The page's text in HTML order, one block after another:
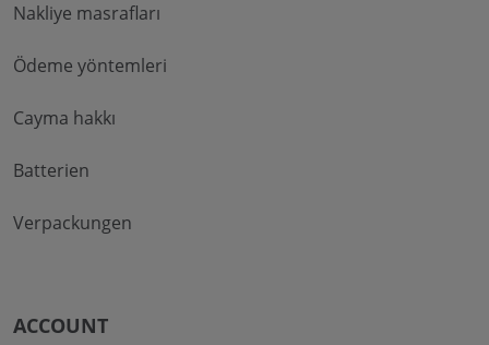
Nakliye masrafları
Ödeme yöntemleri
Cayma hakkı
Batterien
Verpackungen
ACCOUNT